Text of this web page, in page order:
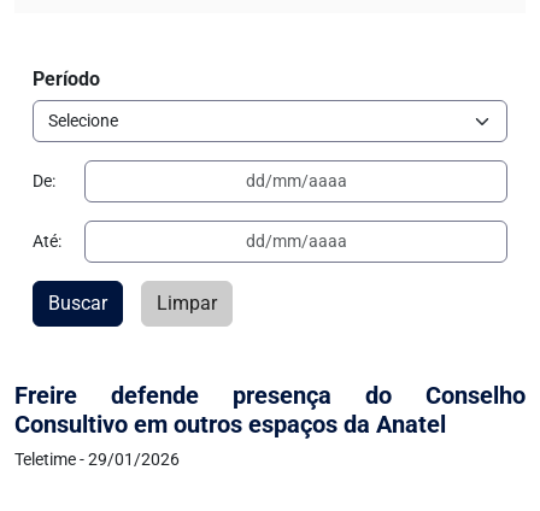
Freire defende presença do Conselho
Consultivo em outros espaços da Anatel
Teletime - 29/01/2026
Período
De:
Até:
Buscar Limpar